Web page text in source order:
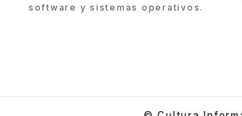
software y sistemas operativos.